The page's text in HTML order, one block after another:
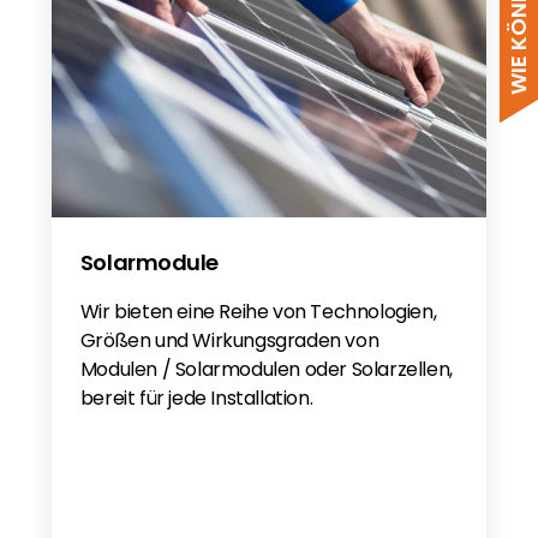
Battery - EN
Integrated Panasonic Coin Type
Battery - EN
DoC_NC6 From_2023 Feb
ESB NC7-03-R1 Form Signed by
Huawei_Appendix Manufacturer
Declaration_November2022
Conditions - DE/EN
Solarmodule
Wir bieten eine Reihe von Technologien,
Größen und Wirkungsgraden von
Modulen / Solarmodulen oder Solarzellen,
bereit für jede Installation.